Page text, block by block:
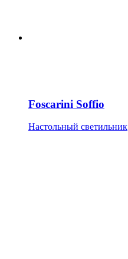
Foscarini Soffio
Настольный светильник